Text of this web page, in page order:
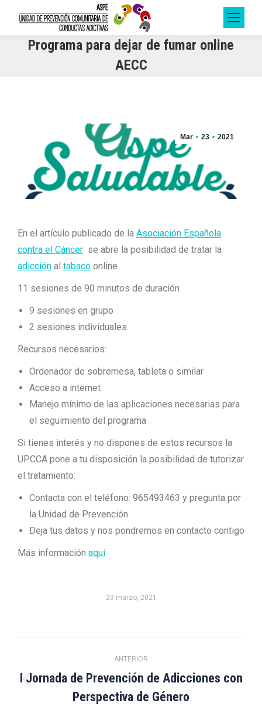
Programa para dejar de fumar online
AECC
Mar 23 2021
En el artículo publicado de la Asociación Española
contra el Cáncer se abre la posibilidad de tratar la
adicción al tabaco online
11 sesiones de 90 minutos de duración
9 sesiones en grupo
2 sesiones individuales
Recursos necesarios:
Ordenador de sobremesa, tableta o similar
Acceso a internet
Manejo mínimo de las aplicaciones necesarias para
el seguimiento del programa
Si tienes interés y no dispones de estos recursos la
UPCCA pone a tu disposición la posibilidad de tutorizar
el tratamiento:
Contacta con el teléfono: 965493463 y pregunta por
la Unidad de Prevención
Deja tus datos y nos pondremos en contacto contigo
Más información aquí
23 marzo, 2021
entre
publicaciones
ANTERIOR
anterior:
I Jornada de Prevención de Adicciones con
Perspectiva de Género